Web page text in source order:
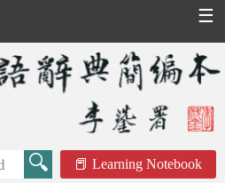
☰
Learning Notebook